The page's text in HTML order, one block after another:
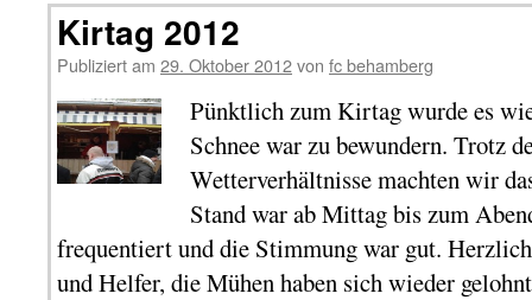
Kirtag 2012
Publiziert am 29. Oktober 2012von fc behamberg
Pünktlich zum Kirtag wurde es
Schnee war zu bewundern. Trotz
Wetterverhältnisse machten wir
Stand war ab Mittag bis zum
frequentiert und die Stimmung war gut.
und Helfer, die Mühen haben sich wieder